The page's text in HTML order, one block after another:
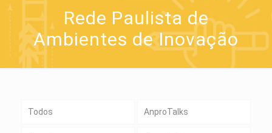
Rede Paulista de
Ambientes de Inovação
Todos AnproTalks